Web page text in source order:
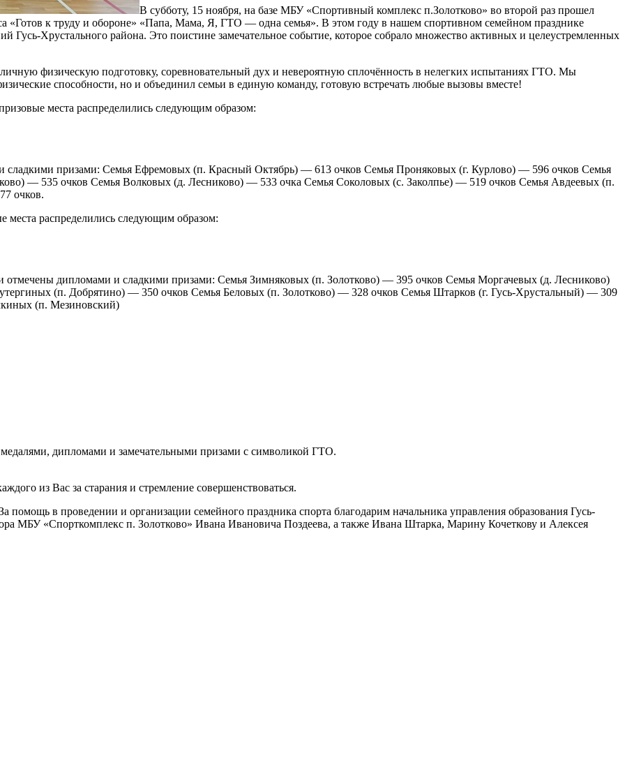
В субботу, 15 ноября, на базе МБУ «Спортивный комплекс п.Золотково» во второй раз прошел
«Готов к труду и обороне» «Папа, Мама, Я, ГТО — одна семья». В этом году в нашем спортивном семейном празднике
Гусь-Хрустального района. Это поистине замечательное событие, которое собрало множество активных и целеустремленных
физическую подготовку, соревновательный дух и невероятную сплочённость в нелегких испытаниях ГТО. Мы
способности, но и объединил семьи в единую команду, готовую встречать любые вызовы вместе!
места распределились следующим образом:
призами: Семья Ефремовых (п. Красный Октябрь) — 613 очков Семья Проняковых (г. Курлово) — 596 очков Семья
— 535 очков Семья Волковых (д. Лесниково) — 533 очка Семья Соколовых (с. Заколпье) — 519 очков Семья Авдеевых (п.
очков.
места распределились следующим образом:
дипломами и сладкими призами: Семья Зимняковых (п. Золотково) — 395 очков Семья Моргачевых (д. Лесниково)
(п. Добрятино) — 350 очков Семья Беловых (п. Золотково) — 328 очков Семья Штарков (г. Гусь-Хрустальный) — 309
(п. Мезиновский)
дипломами и замечательными призами с символикой ГТО.
из Вас за старания и стремление совершенствоваться.
в проведении и организации семейного праздника спорта благодарим начальника управления образования Гусь-
МБУ «Спорткомплекс п. Золотково» Ивана Ивановича Поздеева, а также Ивана Штарка, Марину Кочеткову и Алексея